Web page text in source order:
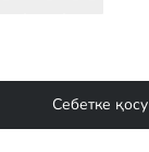
Себетке қосу